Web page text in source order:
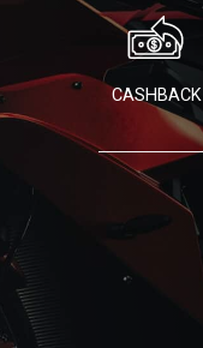
CASHBACK